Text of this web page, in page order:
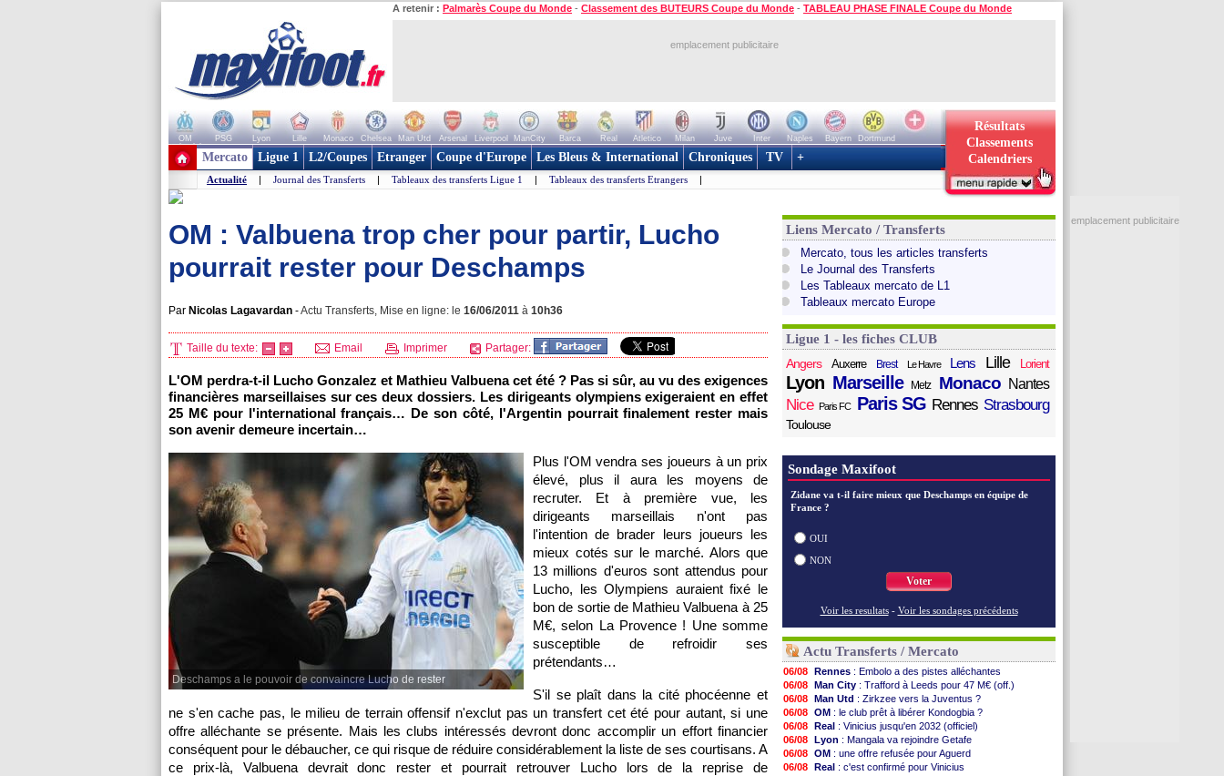
A retenir : Palmarès Coupe du Monde - Classement des BUTEURS Coupe du Monde - TABLEAU PHASE FINALE Coupe du Monde
emplacement publicitaire
OM PSG Lyon Lille Monaco Chelsea Man Utd Arsenal Liverpool ManCity Barca Real Atletico Milan Juve Inter Naples Bayern
Dortmund
+ de clubs
Résultats
Classements
Calendriers
Mercato Ligue 1 L2/Coupes Etranger Coupe d'Europe Les Bleus & International Chroniques TV +
Actualité | Journal des Transferts | Tableaux des transferts Ligue 1 | Tableaux des transferts Etrangers |
OM : Valbuena trop cher pour partir, Lucho
pourrait rester pour Deschamps
Par Nicolas Lagavardan -Actu Transferts, Mise en ligne: le 16/06/2011 à 10h36
Taille du texte: Email Imprimer Partager:
L'OM perdra-t-il Lucho Gonzalez et Mathieu Valbuena cet été ? Pas si sûr, au vu des exigences
financières marseillaises sur ces deux dossiers. Les dirigeants olympiens exigeraient en effet
25 M€ pour l'international français… De son côté, l'Argentin pourrait finalement rester mais
son avenir demeure incertain…
Deschamps a le pouvoir de convaincre Lucho de rester
Plus l'OM vendra ses joueurs à un prix
élevé, plus il aura les moyens de
recruter. Et à première vue, les
dirigeants marseillais n'ont pas
l'intention de brader leurs joueurs les
mieux cotés sur le marché. Alors que
13 millions d'euros sont attendus pour
Lucho, les Olympiens auraient fixé le
bon de sortie de Mathieu Valbuena à 25
M€, selon La Provence ! Une somme
susceptible de refroidir ses
prétendants…
S'il se plaît dans la cité phocéenne et
ne s'en cache pas, le milieu de terrain offensif n'exclut pas un transfert cet été pour autant, si une
offre alléchante se présente. Mais les clubs intéressés devront donc accomplir un effort financier
conséquent pour le débaucher, ce qui risque de réduire considérablement la liste de ses courtisans. A
ce prix-là, Valbuena devrait donc rester et pourrait retrouver Lucho lors de la reprise de
Liens Mercato / Transferts
Mercato, tous les articles transferts
Le Journal des Transferts
Les Tableaux mercato de L1
Tableaux mercato Europe
Ligue 1 - les fiches CLUB
Angers
Auxerre Brest Le Havre Lens Lille Lorient
Lyon Marseille Metz Monaco Nantes
Nice Paris FC Paris SG Rennes Strasbourg
Toulouse
Sondage Maxifoot
Zidane va t-il faire mieux que Deschamps en équipe de
France ?
OUI
NON
Voter
Voir les resultats - Voir les sondages précédents
Actu Transferts / Mercato
06/08 Rennes : Embolo a des pistes alléchantes
06/08 Man City : Trafford à Leeds pour 47 M€ (off.)
06/08 Man Utd : Zirkzee vers la Juventus ?
06/08 OM : le club prêt à libérer Kondogbia ?
06/08 Real : Vinicius jusqu'en 2032 (officiel)
06/08 Lyon : Mangala va rejoindre Getafe
06/08 OM : une offre refusée pour Aguerd
06/08 Real : c'est confirmé pour Vinicius
emplacement publicitaire